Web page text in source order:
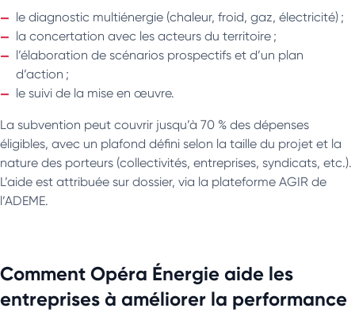
le diagnostic multiénergie (chaleur, froid, gaz, électricité) ;
la concertation avec les acteurs du territoire ;
l’élaboration de scénarios prospectifs et d’un plan
d’action ;
le suivi de la mise en œuvre.
La subvention peut couvrir jusqu’à 70 % des dépenses
éligibles, avec un plafond défini selon la taille du projet et la
nature des porteurs (collectivités, entreprises, syndicats, etc.).
L’aide est attribuée sur dossier, via la plateforme AGIR de
l’ADEME.
Comment Opéra Énergie aide les
entreprises à améliorer la performance